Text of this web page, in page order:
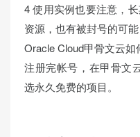
4 使用实例也要注意，
资源，也有被封号的可能
Oracle Cloud甲骨文云
注册完帐号，在甲骨文
选永久免费的项目。